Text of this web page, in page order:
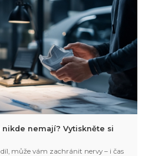
nikde nemají? Vytiskněte si
může vám zachránit nervy – i čas